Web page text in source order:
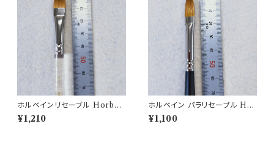
ホルベインリセーブル Horbei
n brush N500H-2
¥1,210
ホルベイン パラリセーブル Hor
bein brush 350H-6
¥1,100